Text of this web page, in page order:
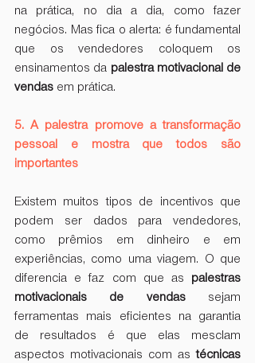
na prática, no dia a dia, como fazer
negócios. Mas fica o alerta: é fundamental
que os vendedores coloquem os
ensinamentos da palestra motivacional de
vendas em prática.
5. A palestra promove a transformação
pessoal e mostra que todos são
importantes
Existem muitos tipos de incentivos que
podem ser dados para vendedores,
como prêmios em dinheiro e em
experiências, como uma viagem. O que
diferencia e faz com que as palestras
motivacionais de vendas sejam
ferramentas mais eficientes na garantia
de resultados é que elas mesclam
aspectos motivacionais com as técnicas